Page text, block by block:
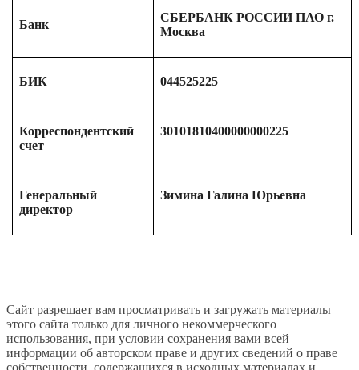
Банк
СБЕРБАНК РОССИИ ПАО г.
Москва
БИК 044525225
Корреспондентский
счет
30101810400000000225
Генеральный
директор
Зимина Галина Юрьевна
Сайт разрешает вам просматривать и загружать материалы
этого сайта только для личного некоммерческого
использования, при условии сохранения вами всей
информации об авторском праве и других сведений о праве